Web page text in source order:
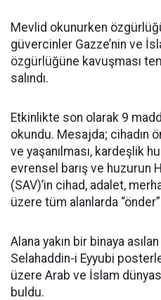
Mevlid okunurken
güvercinler Gazze’nin ve
özgürlüğüne kavuşması
salındı.
Etkinlikte son olarak 9
okundu. Mesajda; cihadın
ve yaşanılması, kardeşlik
evrensel barış ve huzurun
(SAV)’in cihad, adalet,
üzere tüm alanlarda
Alana yakın bir binaya
Selahaddin-i Eyyubi
üzere Arab ve İslam
buldu.